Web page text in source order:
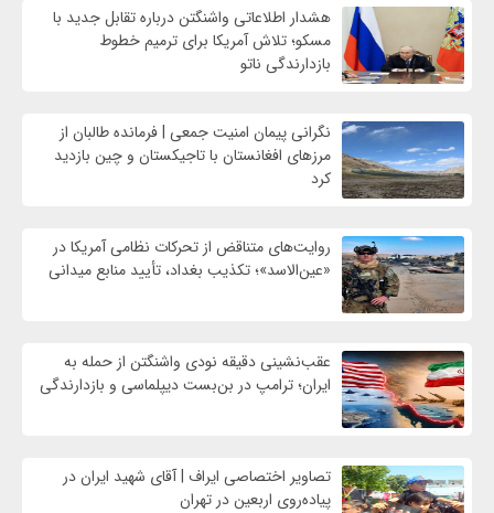
هشدار اطلاعاتی واشنگتن درباره تقابل جدید با
مسکو؛ تلاش آمریکا برای ترمیم خطوط
بازدارندگی ناتو
نگرانی پیمان امنیت جمعی | فرمانده طالبان از
مرزهای افغانستان با تاجیکستان و چین بازدید
کرد
روایت‌های متناقض از تحرکات نظامی آمریکا در
«عین‌الاسد»؛ تکذیب بغداد، تأیید منابع میدانی
عقب‌نشینی دقیقه نودی واشنگتن از حمله به
ایران؛ ترامپ در بن‌بست دیپلماسی و بازدارندگی
تصاویر اختصاصی ایراف | آقای شهید ایران در
پیاده‌روی اربعین در تهران